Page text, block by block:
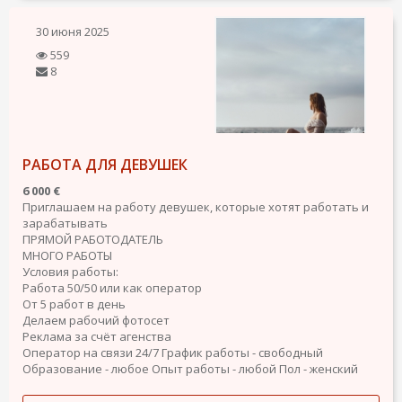
30 июня 2025
559
8
РАБОТА ДЛЯ ДЕВУШЕК
6 000 €
Приглашаем на работу девушек, которые хотят работать и
зарабатывать
ПРЯМОЙ РАБОТОДАТЕЛЬ
МНОГО РАБОТЫ
Условия работы:
Работа 50/50 или как оператор
От 5 работ в день
Делаем рабочий фотосет
Реклама за счёт агенства
Оператор на связи 24/7 График работы - свободный
Образование - любое Опыт работы - любой Пол - женский